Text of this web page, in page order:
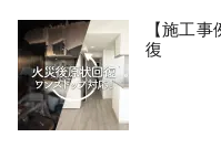
【施工
復